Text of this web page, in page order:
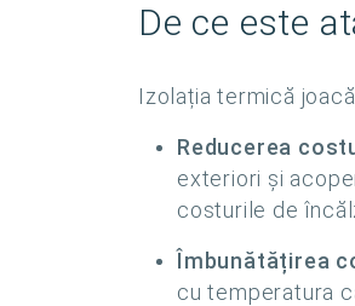
De ce este
Izolația termică
Reducerea
exteriori și
costurile de
Îmbunătățirea
cu temperatura